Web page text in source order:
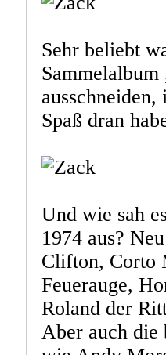
Sehr beliebt
Spaß dran
Und wie sah
1974 aus?
Clifton, Corto
Feuerauge,
Roland der
Aber auch die